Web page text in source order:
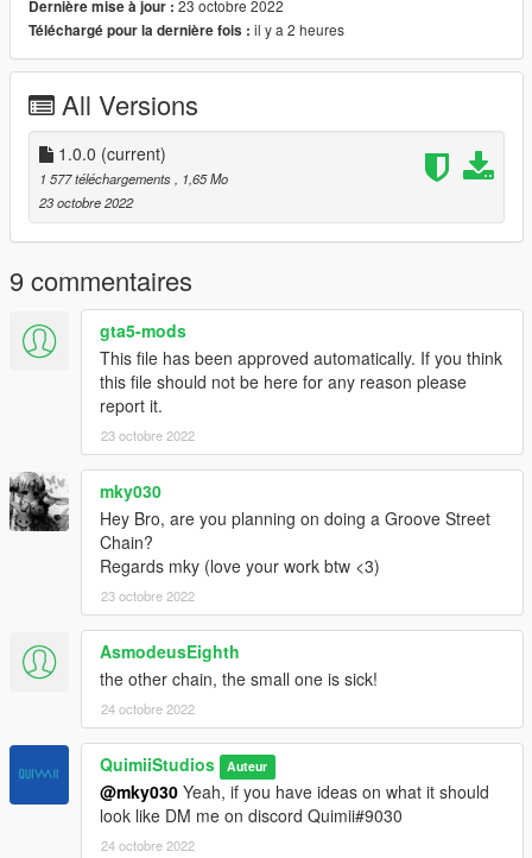
Dernière mise à jour : 23 octobre 2022
Téléchargé pour la dernière fois : il y a 2 heures
All Versions
1.0.0 (current)
1 577 téléchargements, 1,65 Mo
23 octobre 2022
9 commentaires
gta5-mods
This file has been approved automatically. If you think
this file should not be here for any reason please
report it.
23 octobre 2022
mky030
Hey Bro, are you planning on doing a Groove Street
Chain?
Regards mky (love your work btw <3)
23 octobre 2022
AsmodeusEighth
the other chain, the small one is sick!
24 octobre 2022
QuimiiStudios Auteur
@mky030 Yeah, if you have ideas on what it should
look like DM me on discord Quimii#9030
24 octobre 2022